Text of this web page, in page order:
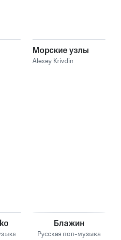
Морские узлы
Alexey Krivdin
Блажин
Русская поп-музыка